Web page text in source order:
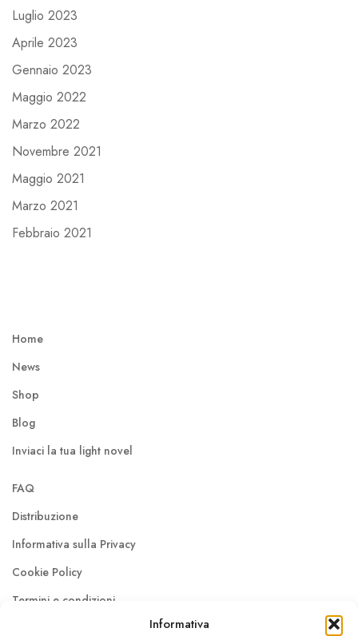
Informativa
Luglio 2023
Aprile 2023
Gennaio 2023
Maggio 2022
Marzo 2022
Novembre 2021
Maggio 2021
Marzo 2021
Febbraio 2021
Home
News
Shop
Blog
Inviaci la tua light novel
FAQ
Distribuzione
Informativa sulla Privacy
Cookie Policy
Termini e condizioni